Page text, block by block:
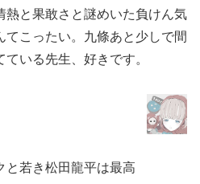
熱と果敢さと謎めいた負けん気
てこったい。九條あと少しで間
いる先生、好きです。
と若き松田龍平は最高